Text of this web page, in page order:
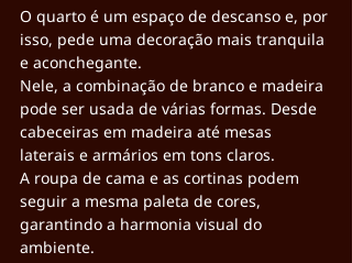
O quarto é um espaço de descanso e, por
isso, pede uma decoração mais tranquila
e aconchegante.
Nele, a combinação de branco e madeira
pode ser usada de várias formas. Desde
cabeceiras em madeira até mesas
laterais e armários em tons claros.
A roupa de cama e as cortinas podem
seguir a mesma paleta de cores,
garantindo a harmonia visual do
ambiente.